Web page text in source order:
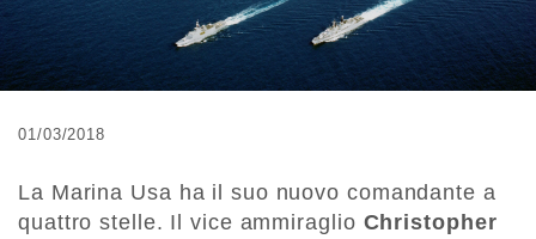
01/03/2018
La Marina Usa ha il suo nuovo comandante a
quattro stelle. Il vice ammiraglio Christopher